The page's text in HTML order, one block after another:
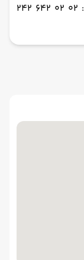
: 02 02 642 242